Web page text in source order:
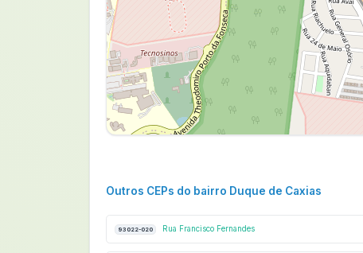
Outros CEPs do bairro Duque de Caxias
93022-020 Rua Francisco Fernandes